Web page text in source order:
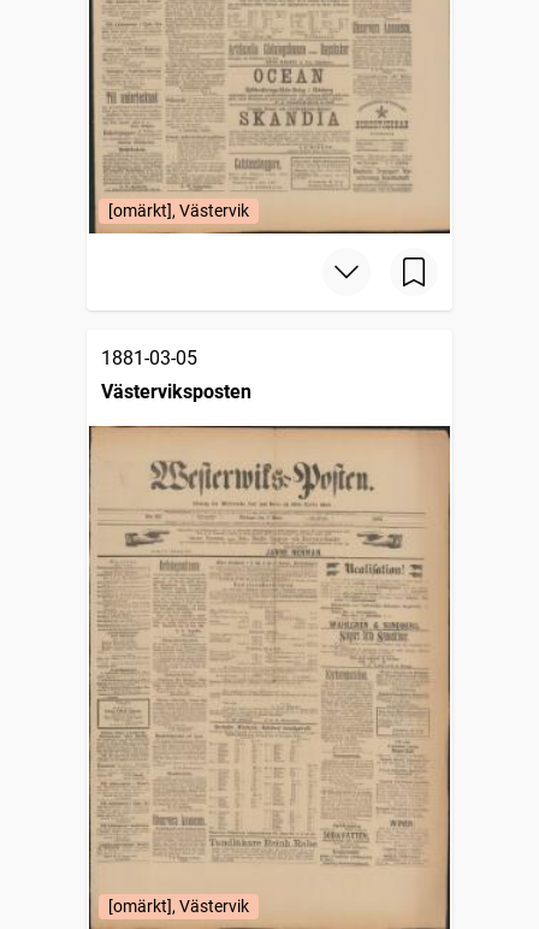
[omärkt], Västervik
1881-03-05
Västerviksposten
[omärkt], Västervik